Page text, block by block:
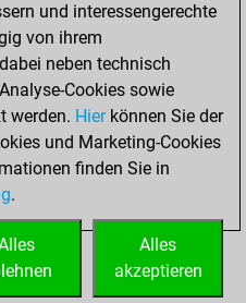
0
0
und interessengerechte
von ihrem
neben technisch
Cookies sowie
werden. Hierkönnen Sie der
und Marketing-Cookies
finden Sie in
.
Alles
akzeptieren